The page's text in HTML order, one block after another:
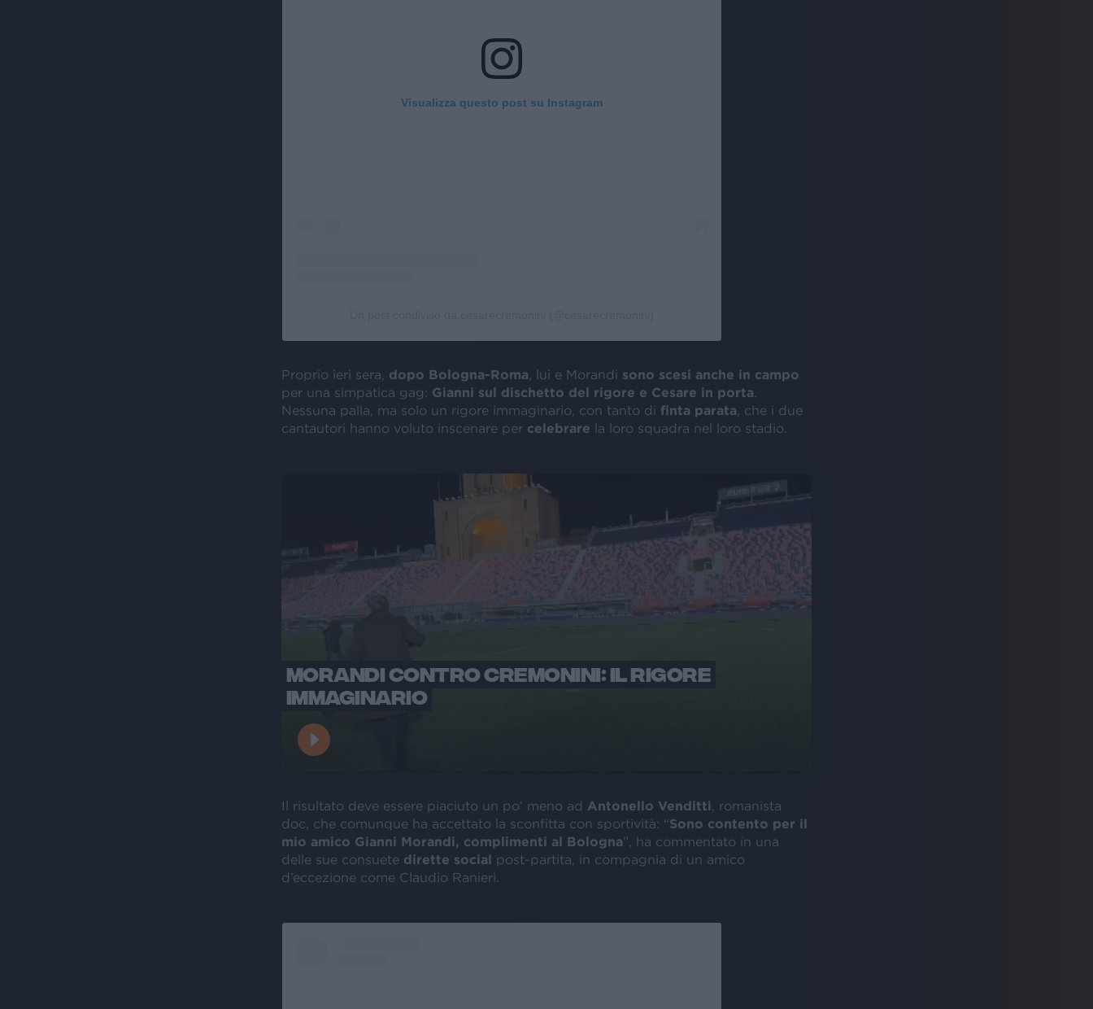
Visualizza questo post su Instagram
Proprio ieri sera, dopo Bologna-Roma , lui e Morandi sono scesi anche in campo
per una simpatica gag: Gianni sul dischetto del rigore e Cesare in porta
Nessuna palla, ma solo un rigore immaginario, con tanto di finta parata , che i due
cantautori hanno voluto inscenare per celebrare la loro squadra nel loro stadio.
MORANDI CONTRO CREMONINI: IL RIGORE
IMMAGINARIO
Il risultato deve essere piaciuto un po’ meno ad Antonello Venditti , romanista
doc, che comunque ha accettato la sconfitta con sportività: “Sono contento per il
mio amico Gianni Morandi, complimenti al Bologna”, ha commentato in una
delle sue consuete dirette social post-partita, in compagnia di un amico
d’eccezione come Claudio Ranieri.